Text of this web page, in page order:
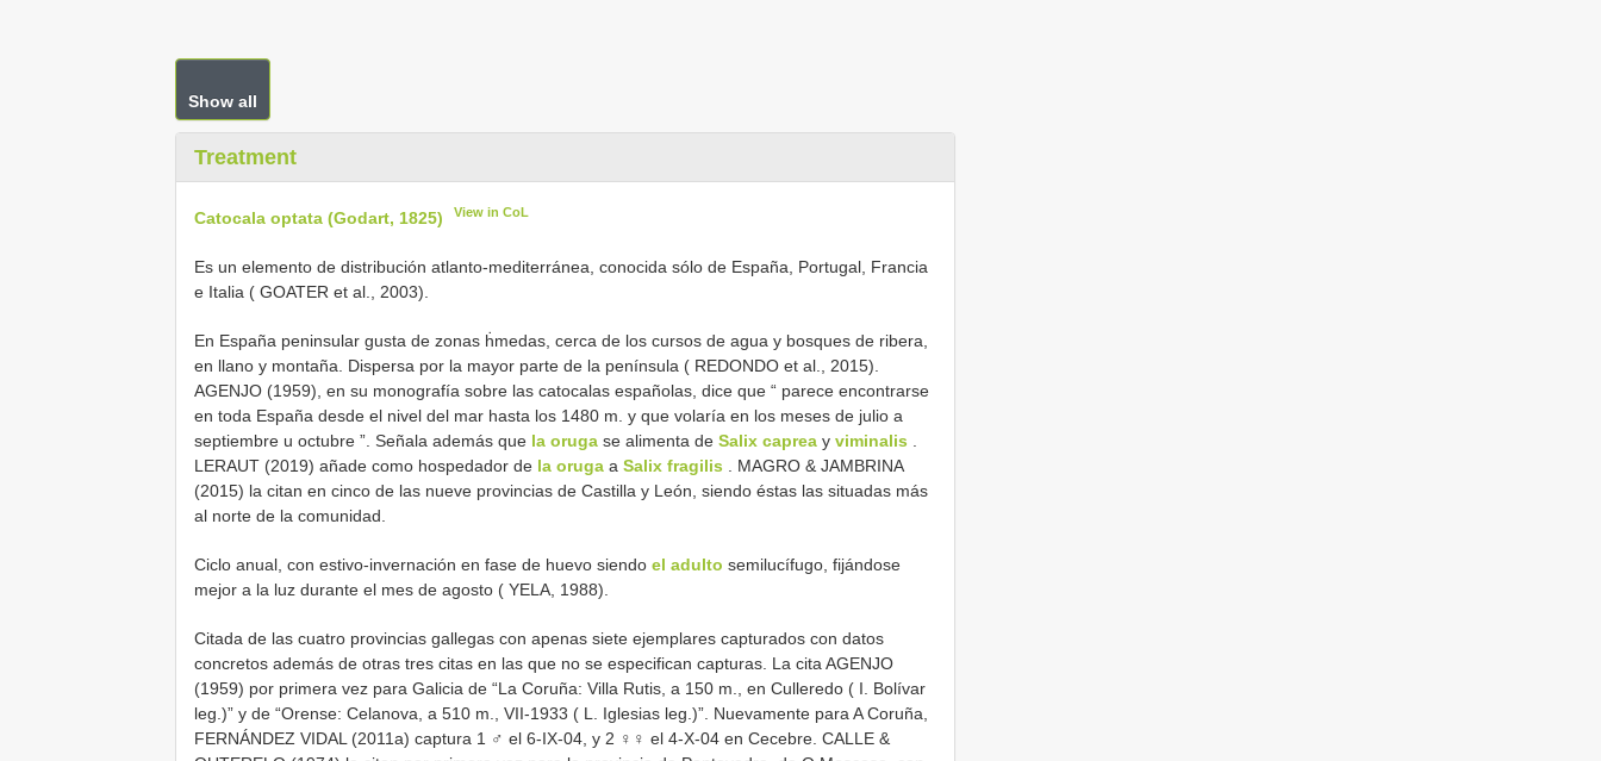
Show all
Treatment
Catocala optata (Godart, 1825) View in CoL
Es un elemento de distribución atlanto-mediterránea, conocida sólo de España, Portugal, Francia
e Italia ( GOATER et al., 2003).
En España peninsular gusta de zonas ḣmedas, cerca de los cursos de agua y bosques de ribera,
en llano y montaña. Dispersa por la mayor parte de la península ( REDONDO et al., 2015).
AGENJO (1959), en su monografía sobre las catocalas españolas, dice que “ parece encontrarse
en toda España desde el nivel del mar hasta los 1480 m. y que volaría en los meses de julio a
septiembre u octubre ”. Señala además que la oruga se alimenta de Salix caprea y viminalis
LERAUT (2019) añade como hospedador de la oruga a Salix fragilis . MAGRO & JAMBRINA
(2015) la citan en cinco de las nueve provincias de Castilla y León, siendo éstas las situadas más
al norte de la comunidad.
Ciclo anual, con estivo-invernación en fase de huevo siendo el adulto semilucífugo, fijándose
mejor a la luz durante el mes de agosto ( YELA, 1988).
Citada de las cuatro provincias gallegas con apenas siete ejemplares capturados con datos
concretos además de otras tres citas en las que no se especifican capturas. La cita AGENJO
(1959) por primera vez para Galicia de “La Coruña: Villa Rutis, a 150 m., en Culleredo ( I. Bolívar
leg.)” y de “Orense: Celanova, a 510 m., VII-1933 ( L. Iglesias leg.)”. Nuevamente para A Coruña,
FERNÁNDEZ VIDAL (2011a) captura 1 ♂ el 6-IX-04, y 2 ♀♀ el 4-X-04 en Cecebre. CALLE &